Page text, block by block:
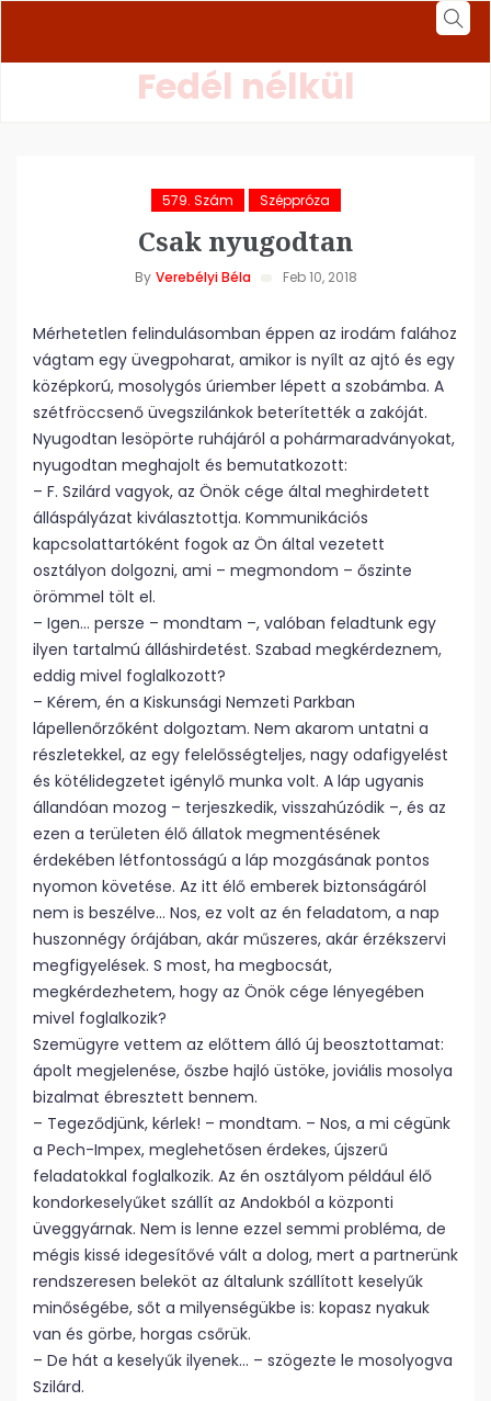
Fedél nélkül
579. Szám Széppróza
Csak nyugodtan
By Verebélyi Béla Feb 10, 2018
Mérhetetlen felindulásomban éppen az irodám falához
vágtam egy üvegpoharat, amikor is nyílt az ajtó és egy
középkorú, mosolygós úriember lépett a szobámba. A
szétfröccsenő üvegszilánkok beterítették a zakóját.
Nyugodtan lesöpörte ruhájáról a pohármaradványokat,
nyugodtan meghajolt és bemutatkozott:
– F. Szilárd vagyok, az Önök cége által meghirdetett
álláspályázat kiválasztottja. Kommunikációs
kapcsolattartóként fogok az Ön által vezetett
osztályon dolgozni, ami – megmondom – őszinte
örömmel tölt el.
– Igen… persze – mondtam –, valóban feladtunk egy
ilyen tartalmú álláshirdetést. Szabad megkérdeznem,
eddig mivel foglalkozott?
– Kérem, én a Kiskunsági Nemzeti Parkban
lápellenőrzőként dolgoztam. Nem akarom untatni a
részletekkel, az egy felelősségteljes, nagy odafigyelést
és kötélidegzetet igénylő munka volt. A láp ugyanis
állandóan mozog – terjeszkedik, visszahúzódik –, és az
ezen a területen élő állatok megmentésének
érdekében létfontosságú a láp mozgásának pontos
nyomon követése. Az itt élő emberek biztonságáról
nem is beszélve… Nos, ez volt az én feladatom, a nap
huszonnégy órájában, akár műszeres, akár érzékszervi
megfigyelések. S most, ha megbocsát,
megkérdezhetem, hogy az Önök cége lényegében
mivel foglalkozik?
Szemügyre vettem az előttem álló új beosztottamat:
ápolt megjelenése, őszbe hajló üstöke, joviális mosolya
bizalmat ébresztett bennem.
– Tegeződjünk, kérlek! – mondtam. – Nos, a mi cégünk
a Pech-Impex, meglehetősen érdekes, újszerű
feladatokkal foglalkozik. Az én osztályom például élő
kondorkeselyűket szállít az Andokból a központi
üveggyárnak. Nem is lenne ezzel semmi probléma, de
mégis kissé idegesítővé vált a dolog, mert a partnerünk
rendszeresen beleköt az általunk szállított keselyűk
minőségébe, sőt a milyenségükbe is: kopasz nyakuk
van és görbe, horgas csőrük.
– De hát a keselyűk ilyenek… – szögezte le mosolyogva
Szilárd.